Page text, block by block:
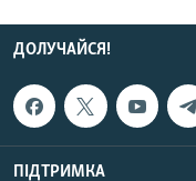
ДОЛУЧАЙСЯ!
ПІДТРИМКА